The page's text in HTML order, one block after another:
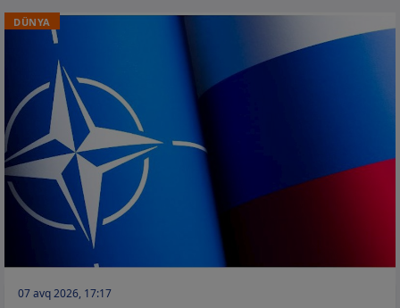
DÜNYA
07 avq 2026, 17:17